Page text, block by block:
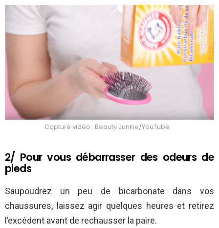
Capture vidéo : Beauty Junkie/YouTube
2/ Pour vous débarrasser des odeurs de
pieds
Saupoudrez un peu de bicarbonate dans vos
chaussures, laissez agir quelques heures et retirez
l’excédent avant de rechausser la paire.